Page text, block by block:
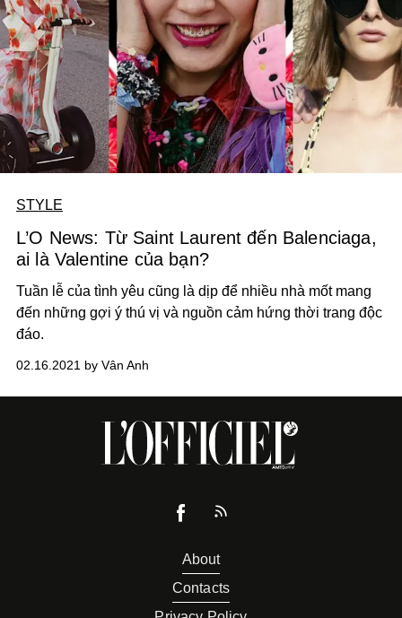
STYLE
L’O News: Từ Saint Laurent đến Balenciaga,
ai là Valentine của bạn?
Tuần lễ của tình yêu cũng là dịp để nhiều nhà mốt mang
đến những gợi ý thú vị và nguồn cảm hứng thời trang độc
đáo.
02.16.2021 by Vân Anh
About
Contacts